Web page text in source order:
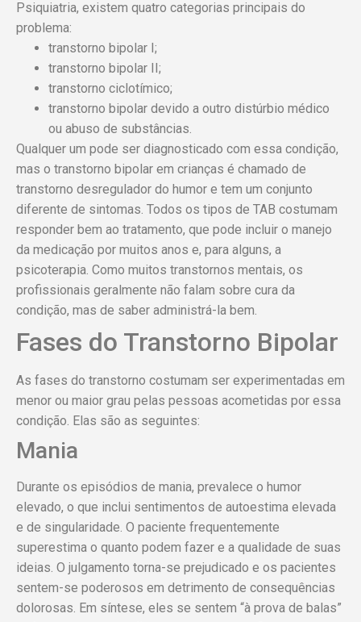
Psiquiatria, existem quatro categorias principais do
problema:
transtorno bipolar I;
transtorno bipolar II;
transtorno ciclotímico;
transtorno bipolar devido a outro distúrbio médico
ou abuso de substâncias.
Qualquer um pode ser diagnosticado com essa condição,
mas o transtorno bipolar em crianças é chamado de
transtorno desregulador do humor e tem um conjunto
diferente de sintomas. Todos os tipos de TAB costumam
responder bem ao tratamento, que pode incluir o manejo
da medicação por muitos anos e, para alguns, a
psicoterapia. Como muitos transtornos mentais, os
profissionais geralmente não falam sobre cura da
condição, mas de saber administrá-la bem.
Fases do Transtorno Bipolar
As fases do transtorno costumam ser experimentadas em
menor ou maior grau pelas pessoas acometidas por essa
condição. Elas são as seguintes:
Mania
Durante os episódios de mania, prevalece o humor
elevado, o que inclui sentimentos de autoestima elevada
e de singularidade. O paciente frequentemente
superestima o quanto podem fazer e a qualidade de suas
ideias. O julgamento torna-se prejudicado e os pacientes
sentem-se poderosos em detrimento de consequências
dolorosas. Em síntese, eles se sentem “à prova de balas”